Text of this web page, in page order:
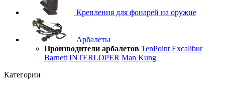
Крепления для фонарей на оружие
Арбалеты
Производители арбалетов TenPoint Excalibur
Barnett INTERLOPER Man Kung
Категории